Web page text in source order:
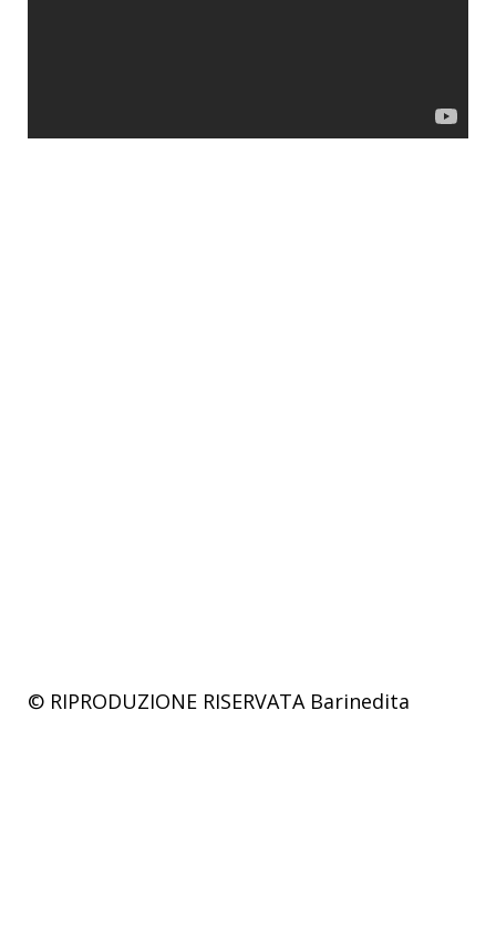
© RIPRODUZIONE RISERVATA Barinedita